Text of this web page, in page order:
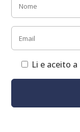
Li e aceito a